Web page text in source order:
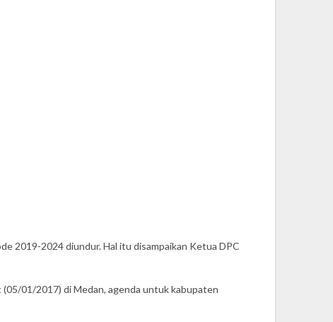
2019-2024 diundur. Hal itu disampaikan Ketua DPC
01/2017) di Medan, agenda untuk kabupaten